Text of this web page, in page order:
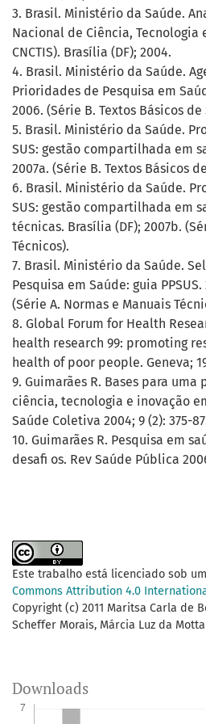
3. Brasil. Ministério da Saúde.
Nacional de Ciência, Tecnologia
CNCTIS). Brasília (DF); 2004.
4. Brasil. Ministério da Saúde.
Prioridades de Pesquisa em
2006. (Série B. Textos Básicos de
5. Brasil. Ministério da Saúde.
SUS: gestão compartilhada em
2007a. (Série B. Textos Básicos
6. Brasil. Ministério da Saúde.
SUS: gestão compartilhada em
técnicas. Brasília (DF); 2007b.
Técnicos).
7. Brasil. Ministério da Saúde.
Pesquisa em Saúde: guia
(Série A. Normas e Manuais
8. Global Forum for Health
health research 99: promoting
health of poor people. Geneva;
9. Guimarães R. Bases para
ciência, tecnologia e inovação
Saúde Coletiva 2004; 9 (2): 375-
10. Guimarães R. Pesquisa em
desafi os. Rev Saúde Pública
Este trabalho está licenciado sob
Commons Attribution 4.0
Copyright (c) 2011 Maritsa Carla de
Scheffer Morais, Márcia Luz da Motta
Downloads